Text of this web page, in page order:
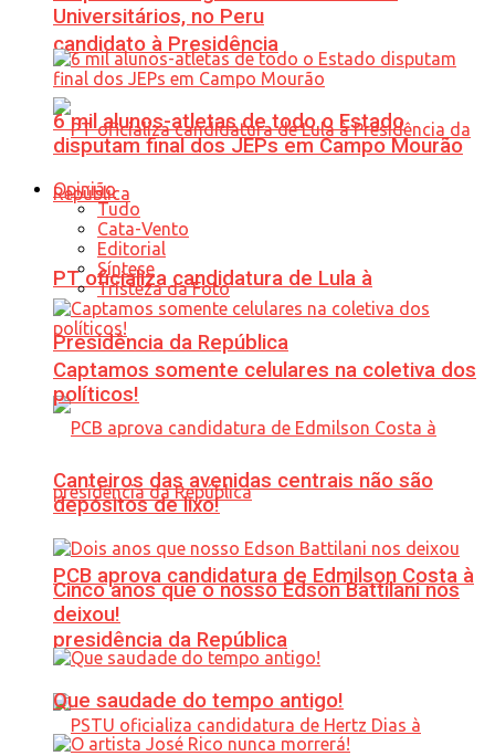
candidato à Presidência
PT oficializa candidatura de Lula à
Presidência da República
PCB aprova candidatura de Edmilson Costa à
presidência da República
Universitários, no Peru
6 mil alunos-atletas de todo o Estado
disputam final dos JEPs em Campo Mourão
Opinião
Tudo
Cata-Vento
Editorial
Síntese
Tristeza da Foto
Captamos somente celulares na coletiva dos
políticos!
Canteiros das avenidas centrais não são
depósitos de lixo!
Cinco anos que o nosso Edson Battilani nos
deixou!
Que saudade do tempo antigo!